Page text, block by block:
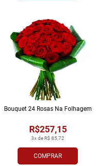
COMPRAR
3x de R$ 85,72
R$257,15
Bouquet 24 Rosas Na Folhagem